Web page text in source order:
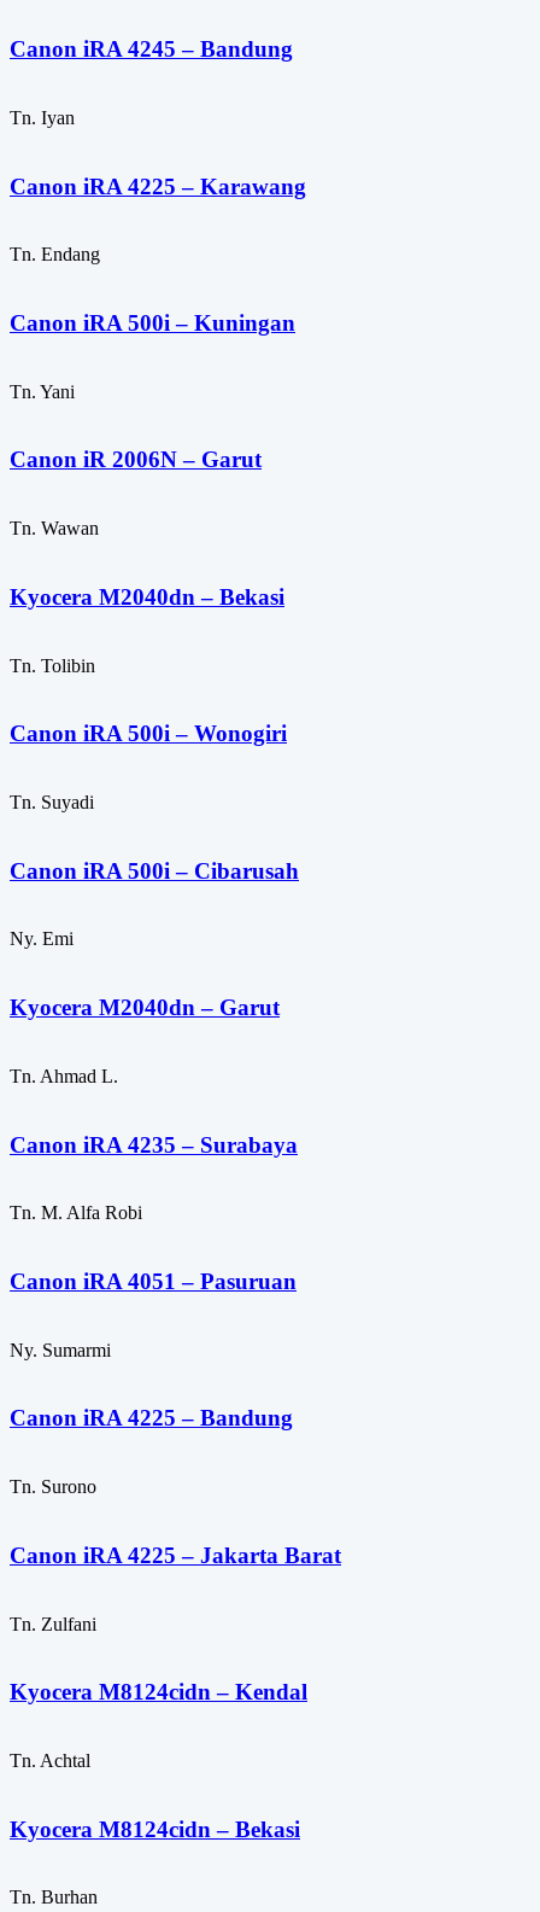
Canon iRA 4245 – Bandung
Tn. Iyan
Canon iRA 4225 – Karawang
Tn. Endang
Canon iRA 500i – Kuningan
Tn. Yani
Canon iR 2006N – Garut
Tn. Wawan
Kyocera M2040dn – Bekasi
Tn. Tolibin
Canon iRA 500i – Wonogiri
Tn. Suyadi
Canon iRA 500i – Cibarusah
Ny. Emi
Kyocera M2040dn – Garut
Tn. Ahmad L.
Canon iRA 4235 – Surabaya
Tn. M. Alfa Robi
Canon iRA 4051 – Pasuruan
Ny. Sumarmi
Canon iRA 4225 – Bandung
Tn. Surono
Canon iRA 4225 – Jakarta Barat
Tn. Zulfani
Kyocera M8124cidn – Kendal
Tn. Achtal
Kyocera M8124cidn – Bekasi
Tn. Burhan